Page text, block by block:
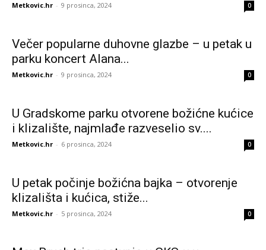
Metkovic.hr - 9 prosinca, 2024 0
Večer popularne duhovne glazbe – u petak u
parku koncert Alana...
Metkovic.hr - 9 prosinca, 2024 0
U Gradskome parku otvorene božićne kućice
i klizalište, najmlađe razveselio sv....
Metkovic.hr - 6 prosinca, 2024 0
U petak počinje božićna bajka – otvorenje
klizališta i kućica, stiže...
Metkovic.hr - 5 prosinca, 2024 0